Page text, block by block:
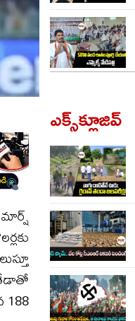
ఎక్స్‌క్లూజివ్‌